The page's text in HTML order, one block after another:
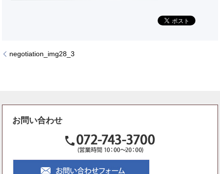
negotiation_img28_3
お問い合わせ